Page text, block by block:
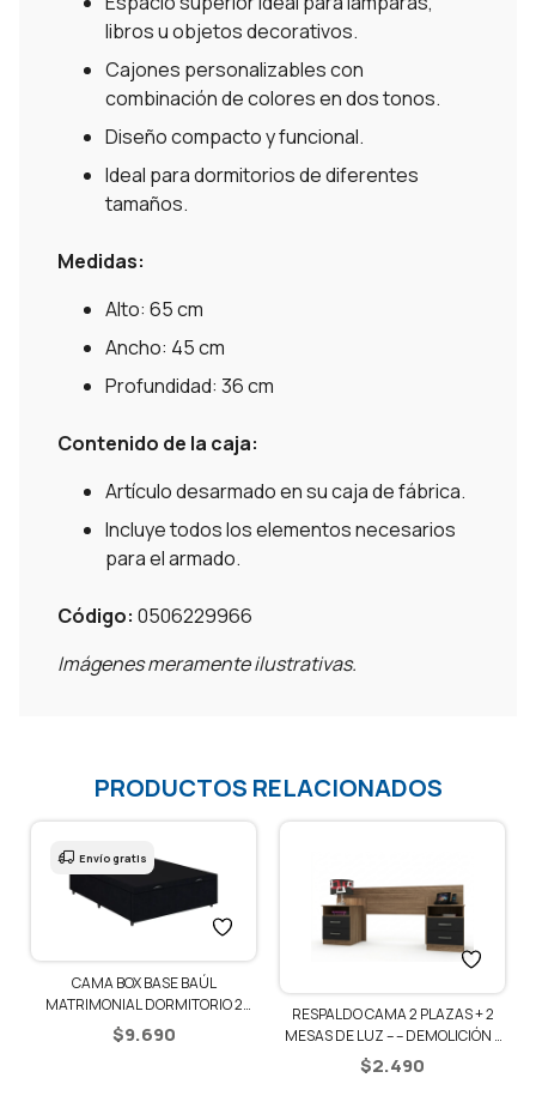
libros u objetos decorativos.
Cajones personalizables con
combinación de colores en dos tonos.
Diseño compacto y funcional.
Ideal para dormitorios de diferentes
tamaños.
Medidas:
Alto: 65 cm
Ancho: 45 cm
Profundidad: 36 cm
Contenido de la caja:
Artículo desarmado en su caja de fábrica.
Incluye todos los elementos necesarios
para el armado.
Código: 0506229966
Imágenes meramente ilustrativas.
PRODUCTOS RELACIONADOS
CAMA BOX BASE BAÚL
MATRIMONIAL DORMITORIO 2
PLAZAS
$9.690
Envío gratis
RESPALDO CAMA 2 PLAZAS + 2
MESAS DE LUZ – – DEMOLICIÓN /
NEGRO
$2.490